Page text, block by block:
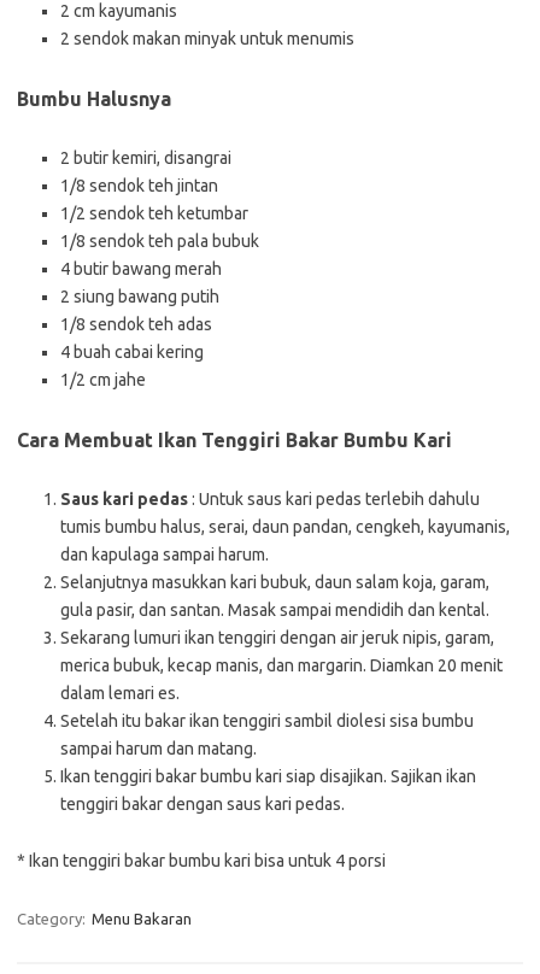
2 cm kayumanis
2 sendok makan minyak untuk menumis
Bumbu Halusnya
2 butir kemiri, disangrai
1/8 sendok teh jintan
1/2 sendok teh ketumbar
1/8 sendok teh pala bubuk
4 butir bawang merah
2 siung bawang putih
1/8 sendok teh adas
4 buah cabai kering
1/2 cm jahe
Cara Membuat Ikan Tenggiri Bakar Bumbu Kari
Saus kari pedas: Untuk saus kari pedas terlebih dahulu
tumis bumbu halus, serai, daun pandan, cengkeh, kayumanis,
dan kapulaga sampai harum.
Selanjutnya masukkan kari bubuk, daun salam koja, garam,
gula pasir, dan santan. Masak sampai mendidih dan kental.
Sekarang lumuri ikan tenggiri dengan air jeruk nipis, garam,
merica bubuk, kecap manis, dan margarin. Diamkan 20 menit
dalam lemari es.
Setelah itu bakar ikan tenggiri sambil diolesi sisa bumbu
sampai harum dan matang.
Ikan tenggiri bakar bumbu kari siap disajikan. Sajikan ikan
tenggiri bakar dengan saus kari pedas.
* Ikan tenggiri bakar bumbu kari bisa untuk 4 porsi
Category: Menu Bakaran